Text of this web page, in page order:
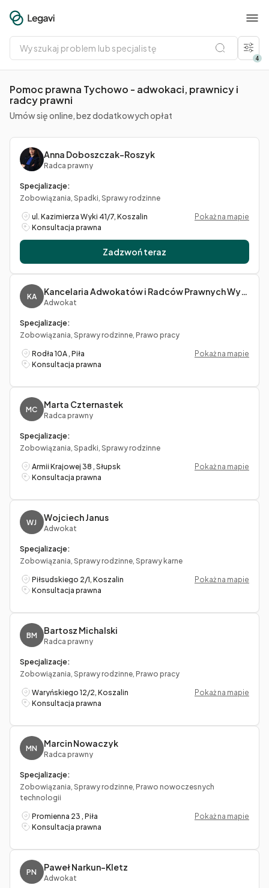
Wyszukaj
problem
lub
specjalistę
4
Pomoc prawna Tychowo - adwokaci, prawnicy i
radcy prawni
Umów się online, bez dodatkowych opłat
Anna Doboszczak-Roszyk
Radca prawny
Specjalizacje:
Zobowiązania, Spadki, Sprawy rodzinne
ul. Kazimierza Wyki 41/7, Koszalin
Pokaż na mapie
Konsultacja prawna
Zadzwoń teraz
KA
Adwokat
Specjalizacje:
Zobowiązania, Sprawy rodzinne, Prawo pracy
Rodła 10A , Piła
Pokaż na mapie
Konsultacja prawna
MC Marta Czternastek
Radca prawny
Specjalizacje:
Zobowiązania, Spadki, Sprawy rodzinne
Armii Krajowej 38 , Słupsk
Pokaż na mapie
Konsultacja prawna
WJ Wojciech Janus
Adwokat
Specjalizacje:
Zobowiązania, Sprawy rodzinne, Sprawy karne
Piłsudskiego 2/1, Koszalin
Pokaż na mapie
Konsultacja prawna
BM Bartosz Michalski
Radca prawny
Specjalizacje:
Zobowiązania, Sprawy rodzinne, Prawo pracy
Waryńskiego 12/2, Koszalin
Pokaż na mapie
Konsultacja prawna
MN Marcin Nowaczyk
Radca prawny
Specjalizacje:
Zobowiązania, Sprawy rodzinne, Prawo nowoczesnych
technologii
Promienna 23 , Piła
Pokaż na mapie
Konsultacja prawna
PN Paweł Narkun-Kletz
Adwokat